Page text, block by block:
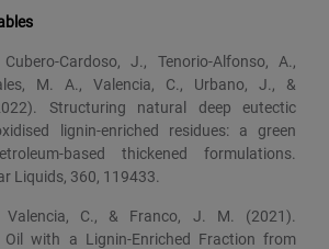
Cardoso, J., Tenorio-Alfonso, A.,
M. A., Valencia, C., Urbano, J., &
Structuring natural deep eutectic
lignin-enriched residues: a green
based thickened formulations.
Liquids, 360, 119433.
Valencia, C., & Franco, J. M. (2021).
Oil with a Lignin-Enriched Fraction from